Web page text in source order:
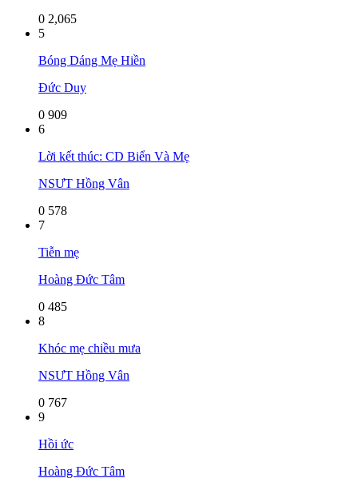
0 2,065
5
Bóng Dáng Mẹ Hiền
Đức Duy
0 909
6
Lời kết thúc: CD Biển Và Mẹ
NSƯT Hồng Vân
0 578
7
Tiễn mẹ
Hoàng Đức Tâm
0 485
8
Khóc mẹ chiều mưa
NSƯT Hồng Vân
0 767
9
Hồi ức
Hoàng Đức Tâm